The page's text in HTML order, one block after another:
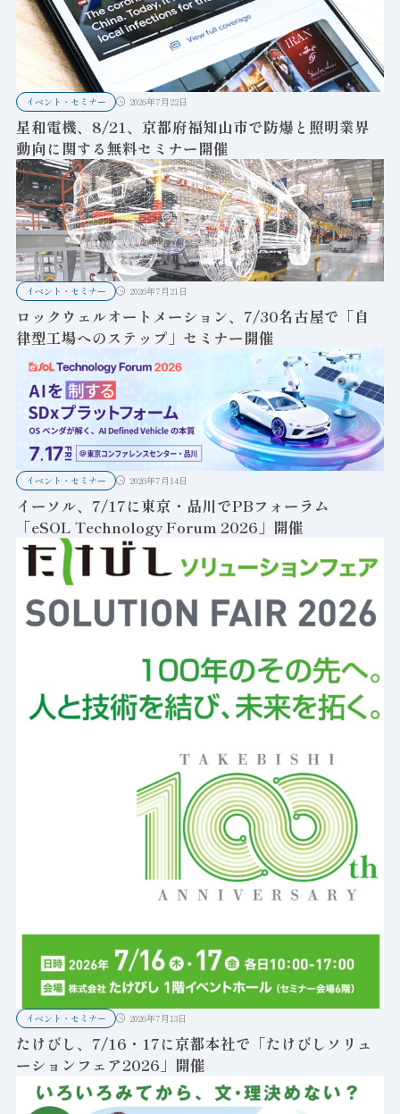
イベント・セミナー 2026年7月22日
星和電機、8/21、京都府福知山市で防爆と照明業界
動向に関する無料セミナー開催
イベント・セミナー 2026年7月21日
ロックウェルオートメーション、7/30名古屋で「自
律型工場へのステップ」セミナー開催
イベント・セミナー 2026年7月14日
イーソル、7/17に東京・品川でPBフォーラム
「eSOL Technology Forum 2026」開催
イベント・セミナー 2026年7月13日
たけびし、7/16・17に京都本社で「たけびしソリュ
ーションフェア2026」開催